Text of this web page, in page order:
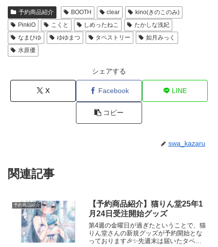
予約商品紹介 BOOTH clear
kino(きのこのみ)
PinkiO
こくと しめったねこ
たかしな浅妃
なまひゆ
ゆゆまつ タペストリー
如月みっく
水原優
シェアする
X Facebook LINE
コピー
swa_kazaru
関連記事
予約商品紹介
【予約商品紹介】猫りん堂25年1
月24日受注開始グッズ
第4週の金曜日が過ぎたということで、猫
りん堂さんの新規グッズが予約開始とな
っております🎉✨先週末は届いたタペの